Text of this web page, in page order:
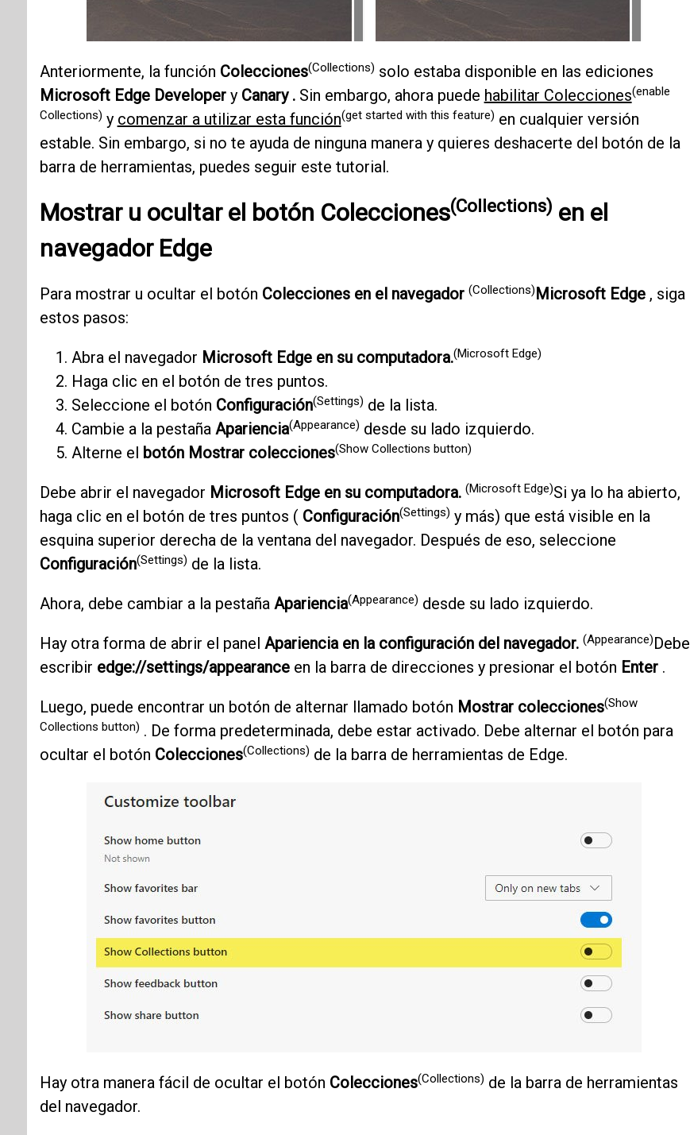
Anteriormente, la función Colecciones(Collections) solo estaba disponible en las ediciones
Microsoft Edge Developery Canary . Sin embargo, ahora puede habilitar Colecciones(enable
Collections) y comenzar a utilizar esta función(get started with this feature) en cualquier versión
estable. Sin embargo, si no te ayuda de ninguna manera y quieres deshacerte del botón de la
barra de herramientas, puedes seguir este tutorial.
Mostrar u ocultar el botón Colecciones(Collections) en el
navegador Edge
Para mostrar u ocultar el botón Colecciones en el navegador (Collections) Microsoft Edge, siga
estos pasos:
Abra el navegador Microsoft Edge en su computadora.(Microsoft Edge)
Haga clic en el botón de tres puntos.
Seleccione el botón Configuración(Settings) de la lista.
Cambie a la pestaña Apariencia(Appearance) desde su lado izquierdo.
Alterne el botón Mostrar colecciones(Show Collections button)
Debe abrir el navegador Microsoft Edge en su computadora. (Microsoft Edge)Si ya lo ha abierto,
haga clic en el botón de tres puntos ( Configuración(Settings) y más) que está visible en la
esquina superior derecha de la ventana del navegador. Después de eso, seleccione
Configuración(Settings) de la lista.
Ahora, debe cambiar a la pestaña Apariencia(Appearance) desde su lado izquierdo.
Hay otra forma de abrir el panel Apariencia en la configuración del navegador. (Appearance)Debe
escribir edge://settings/appearanceen la barra de direcciones y presionar el botón Enter.
Luego, puede encontrar un botón de alternar llamado botón Mostrar colecciones(Show
Collections button) . De forma predeterminada, debe estar activado. Debe alternar el botón para
ocultar el botón Colecciones(Collections) de la barra de herramientas de Edge.
Hay otra manera fácil de ocultar el botón Colecciones(Collections) de la barra de herramientas
del navegador.